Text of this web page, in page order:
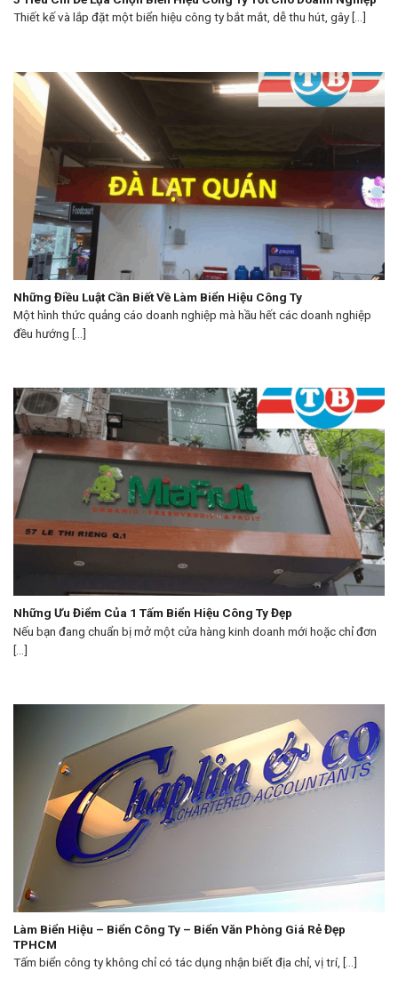
Thiết kế và lắp đặt một biển hiệu công ty bắt mắt, dễ thu hút, gây [...]
Những Điều Luật Cần Biết Về Làm Biển Hiệu Công Ty
Một hình thức quảng cáo doanh nghiệp mà hầu hết các doanh nghiệp
đều hướng [...]
Những Ưu Điểm Của 1 Tấm Biển Hiệu Công Ty Đẹp
Nếu bạn đang chuẩn bị mở một cửa hàng kinh doanh mới hoặc chỉ đơn
[...]
Làm Biển Hiệu – Biển Công Ty – Biển Văn Phòng Giá Rẻ Đẹp
TPHCM
Tấm biển công ty không chỉ có tác dụng nhận biết địa chỉ, vị trí, [...]